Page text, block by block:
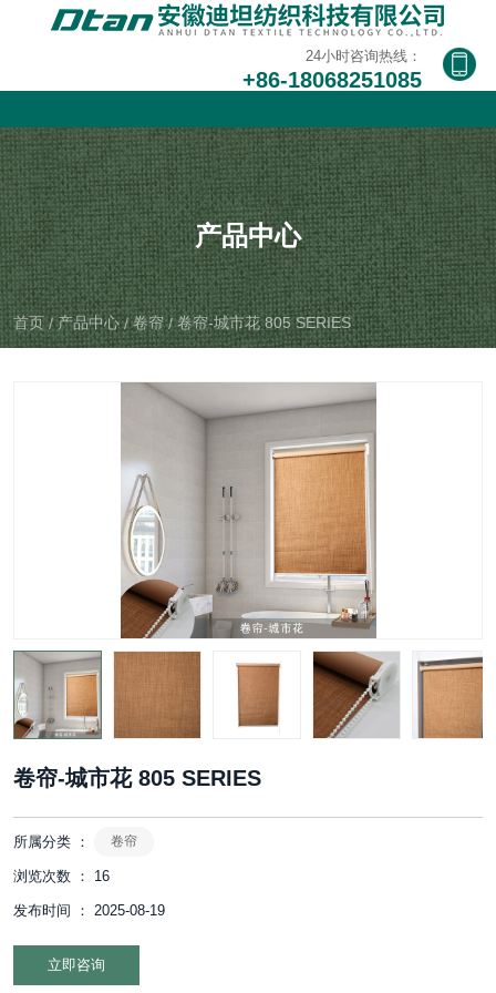
询热线：
1806825
1085
线：
+86-
085
24小时咨询热线：
+86-18068251085
产品中心
首页 /产品中心 /卷帘 /卷帘-城市花 805 SERIES
卷帘-城市花 805 SERIES
所属分类 ： 卷帘
浏览次数 ： 16
发布时间 ： 2025-08-19
立即咨询